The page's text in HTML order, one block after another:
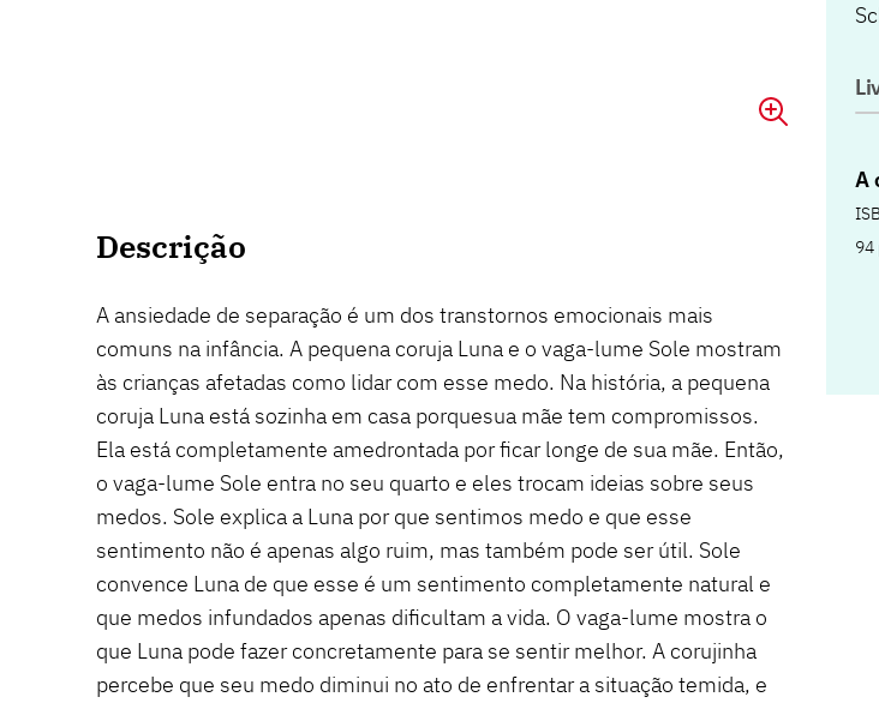
A
94
Descrição
A ansiedade de separação é um dos transtornos emocionais mais
comuns na infância. A pequena coruja Luna e o vaga-lume Sole mostram
às crianças afetadas como lidar com esse medo. Na história, a pequena
coruja Luna está sozinha em casa porquesua mãe tem compromissos.
Ela está completamente amedrontada por ficar longe de sua mãe. Então,
o vaga-lume Sole entra no seu quarto e eles trocam ideias sobre seus
medos. Sole explica a Luna por que sentimos medo e que esse
sentimento não é apenas algo ruim, mas também pode ser útil. Sole
convence Luna de que esse é um sentimento completamente natural e
que medos infundados apenas dificultam a vida. O vaga-lume mostra o
que Luna pode fazer concretamente para se sentir melhor. A corujinha
percebe que seu medo diminui no ato de enfrentar a situação temida, e